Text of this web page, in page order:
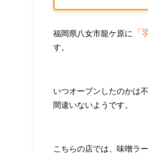
福岡県八女市龍ケ原に 「
す。
いつオープンしたのかは
間違いないようです。
こちらの店では、味噌ラ